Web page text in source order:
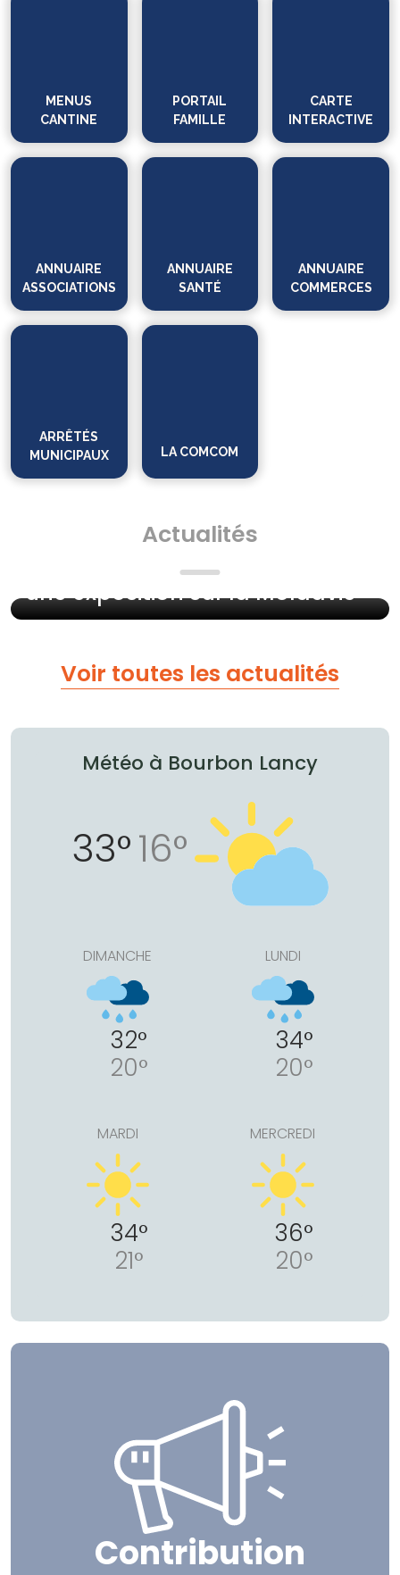
MENUS
CANTINE
PORTAIL
FAMILLE
CARTE
INTERACTIVE
ANNUAIRE
ASSOCIATIONS
ANNUAIRE
SANTÉ
ANNUAIRE
COMMERCES
ARRÊTÉS
MUNICIPAUX
LA COMCOM
Actualités
Laurent Jeannin revient pour
une exposition sur la Moldavie
Voir toutes les actualités
Météo à Bourbon Lancy
33°16°
DIMANCHE
32°
20°
LUNDI
34°
20°
MARDI
34°
21°
MERCREDI
36°
20°
Contribution